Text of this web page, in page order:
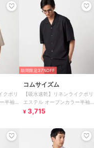
クポリ
半袖
期間限定37%OFF
コムサイズム
【吸水速乾】リネンライクポリ
エステル オープンカラー半袖
シャツ
¥ 3,715